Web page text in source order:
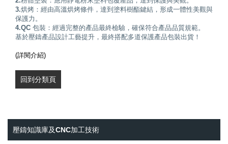
3.烘烤： 經由高溫烘烤條件，達到塗料樹酯鍵結，形成一體性美觀與
保護力。
4.QC 包裝： 經過完整的產品最終檢驗，確保符合產品品質規範。
基於壓鑄產品設計工藝提升，最終搭配多道保護產品包裝出貨！
(詳閱介紹)
回到分類頁
壓鑄知識庫及CNC加工技術